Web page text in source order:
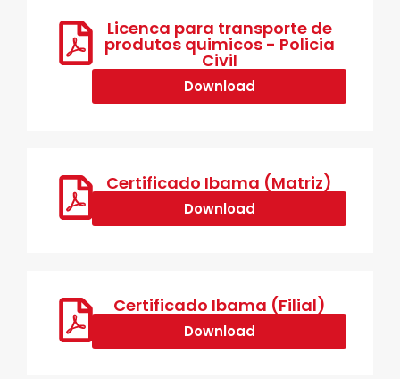
Licenca para transporte de
produtos quimicos - Policia
Civil
Download
Certificado Ibama (Matriz)
Download
Certificado Ibama (Filial)
Download